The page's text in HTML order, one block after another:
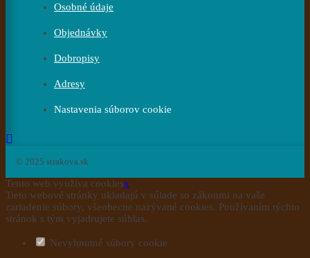
Osobné údaje
Objednávky
Dobropisy
Adresy
Nastavenia súborov cookie
© 2025 strakova.sk
Tento web využíva cookiesx
Tieto webové stránky ukladajú v súlade so zákonmi na vaše
zariadenie súbory, všeobecne nazývané cookies. Používaním týchto
stránok s tým vyjadrujete súhlas.
Nevyhnutné súbory cookie